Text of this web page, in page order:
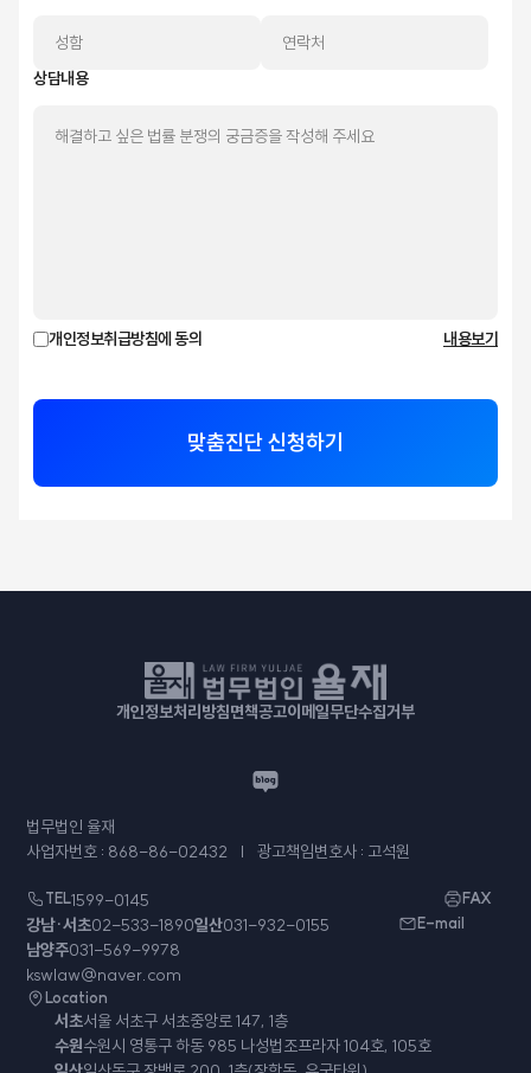
상담내용
개인정보취급방침에 동의 내용보기
맞춤진단 신청하기
개인정보처리방침면책공고이메일무단수집거부
법무법인 율재
사업자번호 : 868-86-02432
광고책임변호사 : 고석원
TEL1599-0145 FAX
강남·서초02-533-1890일산031-932-0155
남양주031-569-9978
E-mail
kswlaw@naver.com
Location
서초서울 서초구 서초중앙로 147, 1층
수원수원시 영통구 하동 985 나성법조프라자 104호, 105호